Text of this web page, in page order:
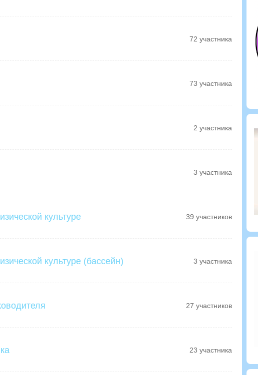
72 участника
73 участника
2 участника
3 участника
культуре 39 участников
культуре (бассейн) 3 участника
27 участников
23 участника